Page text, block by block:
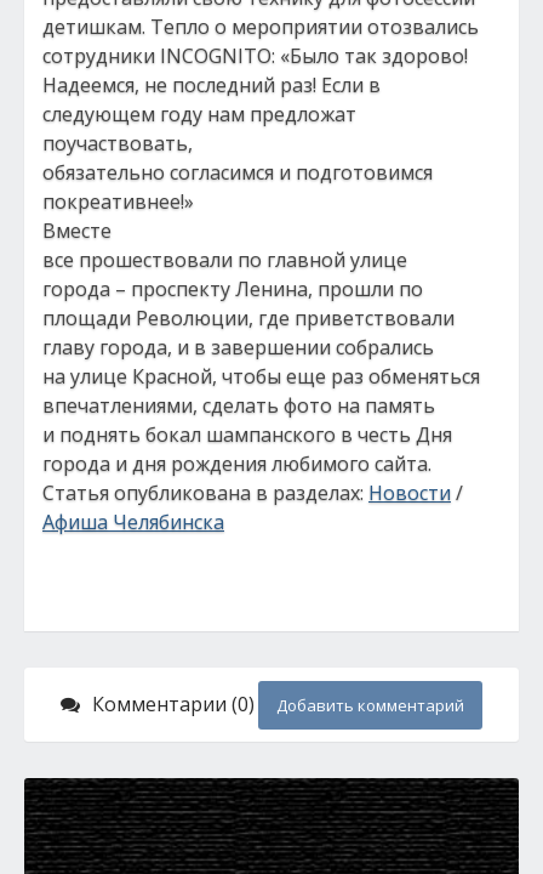
детишкам. Тепло о мероприятии отозвались
сотрудники INCOGNITO: «Было так здорово!
Надеемся, не последний раз! Если в
следующем году нам предложат
поучаствовать,
обязательно согласимся и подготовимся
покреативнее!»
Вместе
все прошествовали по главной улице
города – проспекту Ленина, прошли по
площади Революции, где приветствовали
главу города, и в завершении собрались
на улице Красной, чтобы еще раз обменяться
впечатлениями, сделать фото на память
и поднять бокал шампанского в честь Дня
города и дня рождения любимого сайта.
Статья опубликована в разделах: Новости/
Афиша Челябинска
Комментарии (0) Добавить комментарий